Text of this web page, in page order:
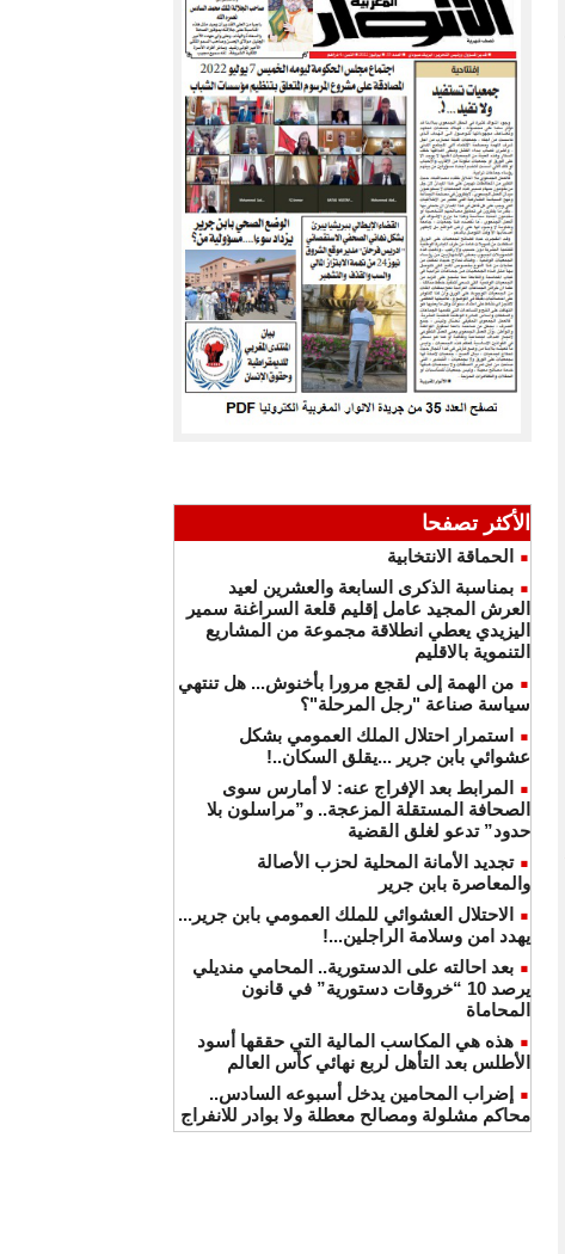
الأكثر تصفحا
الحماقة الانتخابية
بمناسبة الذكرى السابعة والعشرين لعيد
العرش المجيد عامل إقليم قلعة السراغنة سمير
اليزيدي يعطي انطلاقة مجموعة من المشاريع
التنموية بالاقليم
من الهمة إلى لقجع مرورا بأخنوش... هل تنتهي
سياسة صناعة "رجل المرحلة"؟
استمرار احتلال الملك العمومي بشكل
عشوائي بابن جرير ...يقلق السكان..!
المرابط بعد الإفراج عنه: لا أمارس سوى
الصحافة المستقلة المزعجة.. و”مراسلون بلا
حدود” تدعو لغلق القضية
تجديد الأمانة المحلية لحزب الأصالة
والمعاصرة بابن جرير
الاحتلال العشوائي للملك العمومي بابن جرير...
يهدد امن وسلامة الراجلين...!
بعد احالته على الدستورية.. المحامي منديلي
يرصد 10 “خروقات دستورية” في قانون
المحاماة
هذه هي المكاسب المالية التي حققها أسود
الأطلس بعد التأهل لربع نهائي كأس العالم
إضراب المحامين يدخل أسبوعه السادس..
محاكم مشلولة ومصالح معطلة ولا بوادر للانفراج